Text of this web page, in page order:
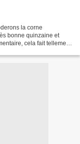
la corne
bonne quinzaine et
cela fait tellement